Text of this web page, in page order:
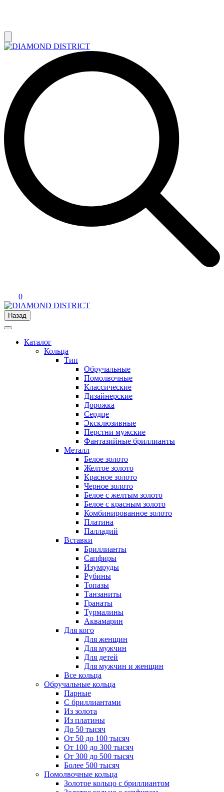
0
Назад
Каталог
Кольца
Тип
Обручальные
Помолвочные
Классические
Дизайнерские
Дорожка
Сердце
Эксклюзивные
Перстни мужские
Фантазийные бриллианты
Металл
Белое золото
Желтое золото
Красное золото
Черное золото
Белое с желтым золото
Белое с красным золото
Комбинированное золото
Платина
Палладий
Вставки
Бриллианты
Сапфиры
Изумруды
Рубины
Топазы
Танзаниты
Гранаты
Турмалины
Аквамарин
Для кого
Для женщин
Для мужчин
Для детей
Для мужчин и женщин
Все кольца
Обручальные кольца
Парные
С бриллиантами
Из золота
Из платины
До 50 тысяч
От 50 до 100 тысяч
От 100 до 300 тысяч
От 300 до 500 тысяч
Более 500 тысяч
Помолвочные кольца
Золотое кольцо с бриллиантом